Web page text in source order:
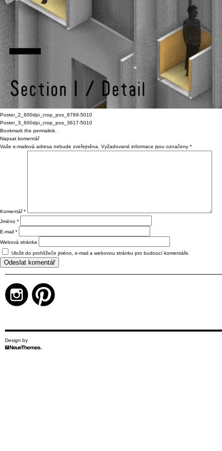
Poster_2_600dpi_crop_pos_8789-5010
Poster_3_600dpi_crop_pos_3617-5010
Bookmark the permalink
Napsat komentář
Vaše e-mailová adresa nebude zveřejněna.
Vyžadované informace jsou označeny *
Komentář*
Jméno *
E-mail *
Webová stránka
Uložit do prohlížeče jméno, e-mail a webovou stránku pro budoucí komentáře.
Design by